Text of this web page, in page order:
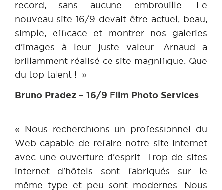
record, sans aucune embrouille. Le
nouveau site 16/9 devait être actuel, beau,
simple, efficace et montrer nos galeries
d’images à leur juste valeur. Arnaud a
brillamment réalisé ce site magnifique. Que
du top talent ! »
Bruno Pradez – 16/9 Film Photo Services
« Nous recherchions un professionnel du
Web capable de refaire notre site internet
avec une ouverture d’esprit. Trop de sites
internet d’hôtels sont fabriqués sur le
même type et peu sont modernes. Nous